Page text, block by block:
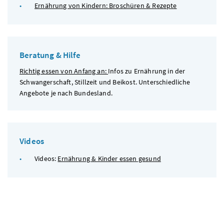
Ernährung von Kindern: Broschüren & Rezepte
Beratung & Hilfe
Richtig essen von Anfang an: Infos zu Ernährung in der
Schwangerschaft, Stillzeit und Beikost. Unterschiedliche
Angebote je nach Bundesland.
Videos
Videos: Ernährung & Kinder essen gesund